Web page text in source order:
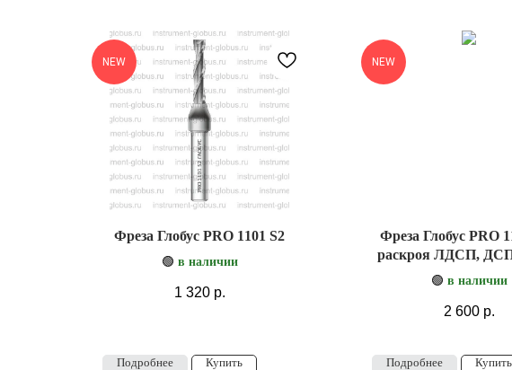
NEW
Фреза Глобус PRO 1101 S2
🟢 в наличии
1 320 р.
Подробнее Купить
NEW
Фреза Глобус PRO
раскроя ЛДСП,
🟢 в наличии
2 600 р.
Подробнее Купить